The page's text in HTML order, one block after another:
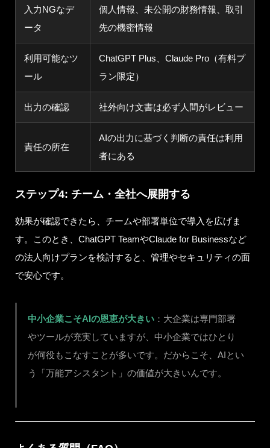
入力NGなデ
ータ
個人情報、未公開の財務情報、取引
先の機密情報
利用可能なツ
ール
ChatGPT Plus、Claude Pro（有料プ
ラン限定）
出力の確認 社外向け文書は必ず人間がレビュー
責任の所在
AIの出力に基づく判断の責任は利用
者にある
ステップ4: チーム・全社へ展開する
効果が確認できたら、チームや部署単位で導入を広げま
す。このとき、ChatGPT TeamやClaude for Businessなど
の法人向けプランを検討すると、管理やセキュリティの面
で安心です。
中小企業こそAIの恩恵が大きい ：大企業は専門部署
やツールが充実していますが、中小企業ではひとり
が何役もこなすことが多いです。だからこそ、AIとい
う「万能アシスタント」の価値が大きいんです。